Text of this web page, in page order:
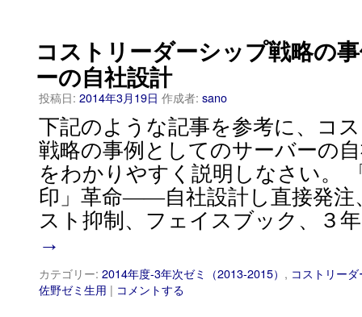
コストリーダーシップ戦略の
ーの自社設計
投稿日: 2014年3月19日 作成者: sano
下記のような記事を参考に、コ
戦略の事例としてのサーバーの
をわかりやすく説明しなさい。
印」革命――自社設計し直接発注
スト抑制、フェイスブック、３
→
カテゴリー: 2014年度-3年次ゼミ（2013-2015） , コストリー
佐野ゼミ生用 | コメントする